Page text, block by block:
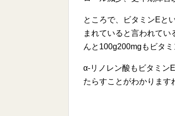
ところで、ビタミンEと
まれていると言われて
んと100g200mgもビタ
α-リノレン酸もビタミン
たらすことがわかります